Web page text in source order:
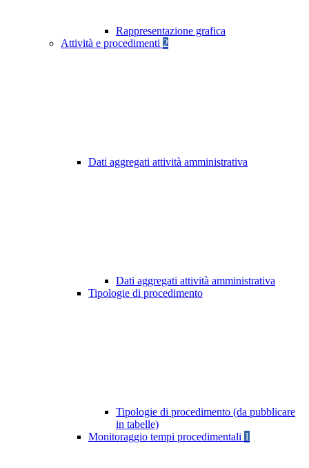
Rappresentazione grafica
Attività e procedimenti 2
Dati aggregati attività amministrativa
Dati aggregati attività amministrativa
Tipologie di procedimento
Tipologie di procedimento (da pubblicare
in tabelle)
Monitoraggio tempi procedimentali 1